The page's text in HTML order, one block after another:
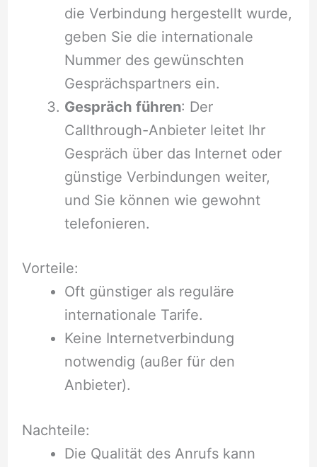
die Verbindung hergestellt wurde,
geben Sie die internationale
Nummer des gewünschten
Gesprächspartners ein.
Gespräch führen: Der
Callthrough-Anbieter leitet Ihr
Gespräch über das Internet oder
günstige Verbindungen weiter,
und Sie können wie gewohnt
telefonieren.
Vorteile:
Oft günstiger als reguläre
internationale Tarife.
Keine Internetverbindung
notwendig (außer für den
Anbieter).
Nachteile:
Die Qualität des Anrufs kann